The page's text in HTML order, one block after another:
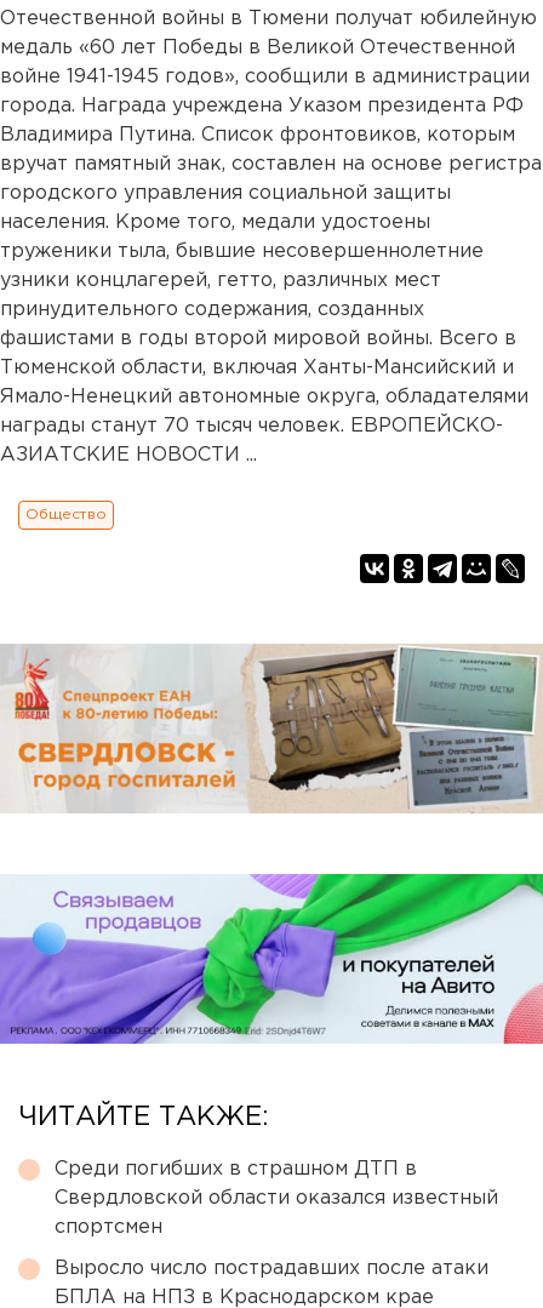
Отечественной войны в Тюмени получат юбилейную
медаль «60 лет Победы в Великой Отечественной
войне 1941-1945 годов», сообщили в администрации
города. Награда учреждена Указом президента РФ
Владимира Путина. Список фронтовиков, которым
вручат памятный знак, составлен на основе регистра
городского управления социальной защиты
населения. Кроме того, медали удостоены
труженики тыла, бывшие несовершеннолетние
узники концлагерей, гетто, различных мест
принудительного содержания, созданных
фашистами в годы второй мировой войны. Всего в
Тюменской области, включая Ханты-Мансийский и
Ямало-Ненецкий автономные округа, обладателями
награды станут 70 тысяч человек. ЕВРОПЕЙСКО-
АЗИАТСКИЕ НОВОСТИ ...
Общество
ЧИТАЙТЕ ТАКЖЕ:
Среди погибших в страшном ДТП в
Свердловской области оказался известный
спортсмен
Выросло число пострадавших после атаки
БПЛА на НПЗ в Краснодарском крае